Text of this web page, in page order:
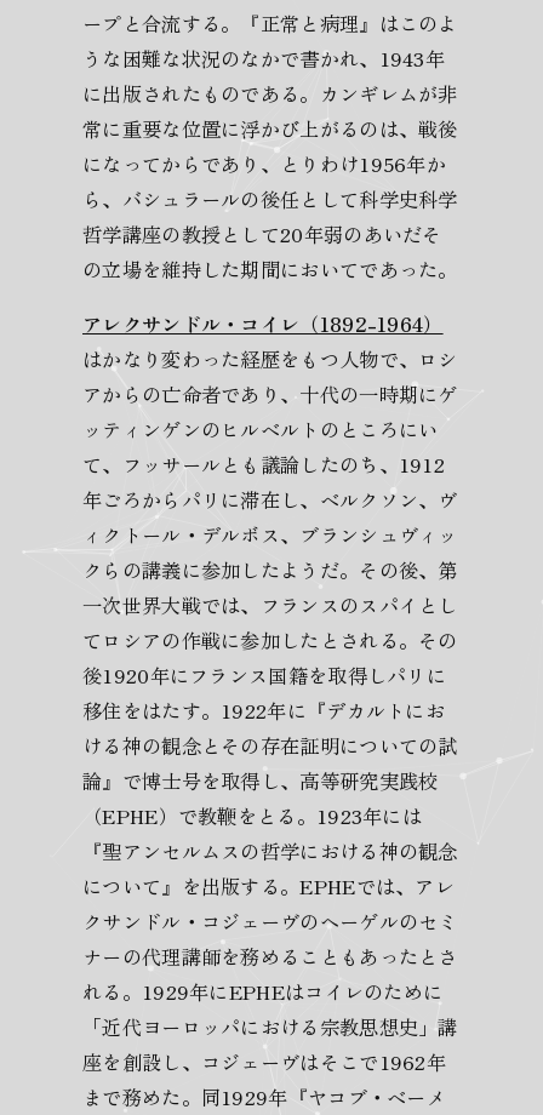
ープと合流する。『正常と病理』はこのよ
うな困難な状況のなかで書かれ、1943年
に出版されたものである。カンギレムが非
常に重要な位置に浮かび上がるのは、戦後
になってからであり、とりわけ1956年か
ら、バシュラールの後任として科学史科学
哲学講座の教授として20年弱のあいだそ
の立場を維持した期間においてであった。
アレクサンドル・コイレ（1892-1964）
はかなり変わった経歴をもつ人物で、ロシ
アからの亡命者であり、十代の一時期にゲ
ッティンゲンのヒルベルトのところにい
て、フッサールとも議論したのち、1912
年ごろからパリに滞在し、ベルクソン、ヴ
ィクトール・デルボス、ブランシュヴィッ
クらの講義に参加したようだ。その後、第
一次世界大戦では、フランスのスパイとし
てロシアの作戦に参加したとされる。その
後1920年にフランス国籍を取得しパリに
移住をはたす。1922年に『デカルトにお
ける神の観念とその存在証明についての試
論』で博士号を取得し、高等研究実践校
（EPHE）で教鞭をとる。1923年には
『聖アンセルムスの哲学における神の観念
について』を出版する。EPHEでは、アレ
クサンドル・コジェーヴのヘーゲルのセミ
ナーの代理講師を務めることもあったとさ
れる。1929年にEPHEはコイレのために
「近代ヨーロッパにおける宗教思想史」講
座を創設し、コジェーヴはそこで1962年
まで務めた。同1929年『ヤコブ・ベーメ